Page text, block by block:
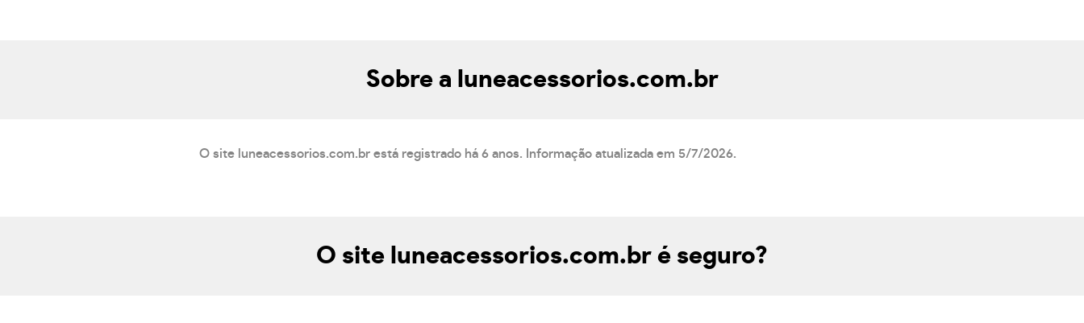
Sobre a luneacessorios.com.br
O site luneacessorios.com.br está registrado há 6 anos. Informação atualizada em 5/7/2026.
O site luneacessorios.com.br é seguro?